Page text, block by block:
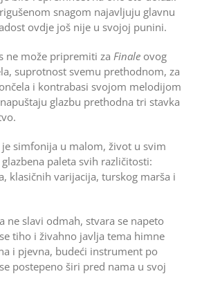
snagom najavljuju glavnu
ovdje još nije u svojoj punini.
ne može pripremiti za Finale ovog
suprotnost svemu prethodnom, za
i kontrabasi svojom melodijom
glazbu prethodna tri stavka
simfonija u malom, život u svim
paleta svih različitosti:
klasičnih varijacija, turskog marša i
ne slavi odmah, stvara se napeto
tiho i živahno javlja tema himne
i pjevna, budeći instrument po
postepeno širi pred nama u svoj